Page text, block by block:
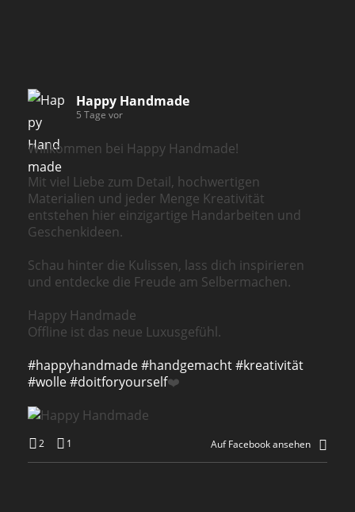
Happy Handmade
5 Tage vor
Willkommen bei Happy Handmade!
Mit viel Liebe zum Detail, hochwertigen
Materialien und jeder Menge Kreativität
entstehen hier einzigartige Handarbeiten und
Geschenkideen.
Schau hinter die Kulissen, lass dich inspirieren
und entdecke die Freude am Selbermachen.
Happy Handmade
Offline ist das neue Luxusgefühl.
#happyhandmade#handgemacht#kreativität
#wolle#doitforyourself❤️
2 1 Auf Facebook ansehen